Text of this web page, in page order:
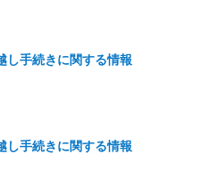
し手続きに関する情報
し手続きに関する情報